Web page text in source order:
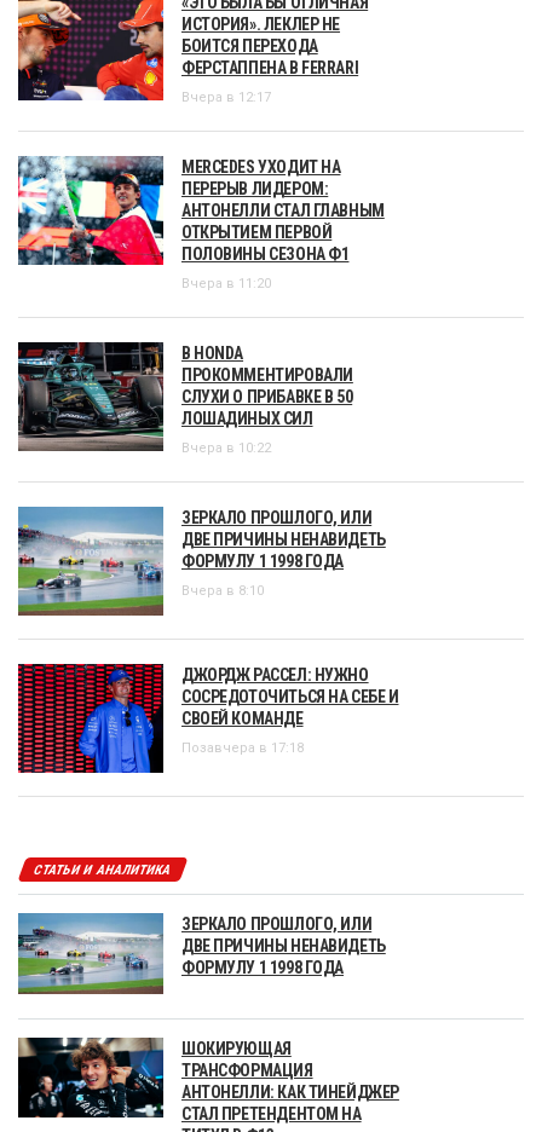
ИСТОРИЯ». ЛЕКЛЕР НЕ
БОИТСЯ ПЕРЕХОДА
ФЕРСТАППЕНА В FERRARI
Вчера в 12:17
MERCEDES УХОДИТ НА
ПЕРЕРЫВ ЛИДЕРОМ:
АНТОНЕЛЛИ СТАЛ ГЛАВНЫМ
ОТКРЫТИЕМ ПЕРВОЙ
ПОЛОВИНЫ СЕЗОНА Ф1
Вчера в 11:20
В HONDA
ПРОКОММЕНТИРОВАЛИ
СЛУХИ О ПРИБАВКЕ В 50
ЛОШАДИНЫХ СИЛ
Вчера в 10:22
ЗЕРКАЛО ПРОШЛОГО, ИЛИ
ДВЕ ПРИЧИНЫ НЕНАВИДЕТЬ
ФОРМУЛУ 1 1998 ГОДА
Вчера в 8:10
ДЖОРДЖ РАССЕЛ: НУЖНО
СОСРЕДОТОЧИТЬСЯ НА СЕБЕ И
СВОЕЙ КОМАНДЕ
Позавчера в 17:18
СТАТЬИ И АНАЛИТИКА
ЗЕРКАЛО ПРОШЛОГО, ИЛИ
ДВЕ ПРИЧИНЫ НЕНАВИДЕТЬ
ФОРМУЛУ 1 1998 ГОДА
ШОКИРУЮЩАЯ
ТРАНСФОРМАЦИЯ
АНТОНЕЛЛИ: КАК ТИНЕЙДЖЕР
СТАЛ ПРЕТЕНДЕНТОМ НА